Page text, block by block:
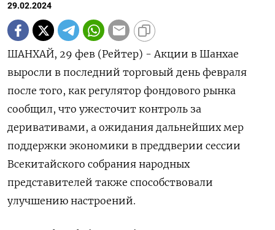
29.02.2024
ШАНХАЙ, 29 фев (Рейтер) - Акции в Шанхае
выросли в последний торговый день февраля
после того, как регулятор фондового рынка
сообщил, что ужесточит контроль за
деривативами, а ожидания дальнейших мер
поддержки экономики в преддверии сессии
Всекитайского собрания народных
представителей также способствовали
улучшению настроений.